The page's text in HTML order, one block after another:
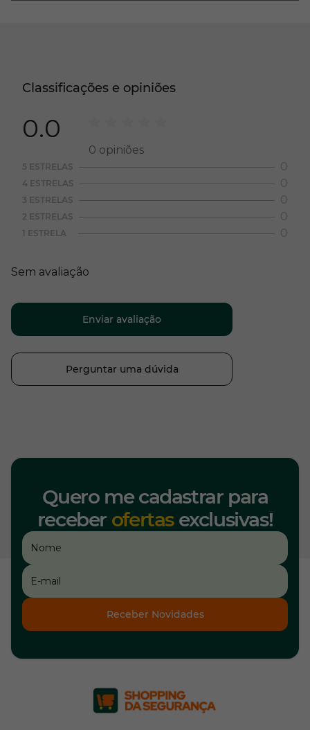
Classificações e opiniões
0.0
0 opiniões
5 ESTRELAS 0
4 ESTRELAS 0
3 ESTRELAS 0
2 ESTRELAS 0
1 ESTRELA 0
Sem avaliação
Enviar avaliação
Perguntar uma dúvida
Quero me cadastrar para
receber ofertasexclusivas!
Receber Novidades